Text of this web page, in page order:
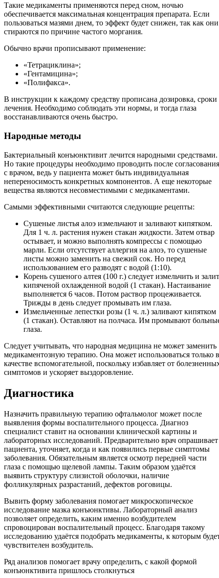
Такие медикаменты применяются перед сном, ночью
обеспечивается максимальная концентрация препарата. Если
пользоваться мазями днем, то эффект будет снижен, так как они
стираются по причине частого моргания.
Обычно врачи прописывают применение:
«Тетрациклина»;
«Гентамицина»;
«Полифакса».
В инструкции к каждому средству прописана дозировка, сроки
лечения. Необходимо соблюдать эти нормы, и тогда глаза
восстанавливаются очень быстро.
Народные методы
Бактериальный конъюнктивит лечится народными средствами.
Но такие процедуры необходимо проводить после согласования
с врачом, ведь у пациента может быть индивидуальная
непереносимость конкретных компонентов. А еще некоторые
вещества являются несовместимыми с медикаментами.
Самыми эффективными считаются следующие рецепты:
Сушеные листья алоэ измельчают и заливают кипятком.
Для 1 ч. л. растения нужен стакан жидкости. Затем отвар
остывает, и можно выполнять компрессы с помощью
марли. Если отсутствует аллергия на алоэ, то сушеные
листы можно заменить на свежий сок. Но перед
использованием его разводят с водой (1:10).
Корень сушеного алтея (100 г.) следует измельчить и
кипяченой охлажденной водой (1 стакан). Настаивание
выполняется 6 часов. Потом раствор процеживается.
Трижды в день следует промывать им глаза.
Измельченные лепестки розы (1 ч. л.) заливают кипятком
(1 стакан). Оставляют на полчаса. Им промывают
глаза.
Следует учитывать, что народная медицина не может заменить
медикаментозную терапию. Она может использоваться только в
качестве вспомогательной, поскольку избавляет от
симптомов и ускоряет выздоровление.
Диагностика
Назначить правильную терапию офтальмолог может после
выявления формы воспалительного процесса. Диагноз
специалист ставит на основании клинической картины и
лабораторных исследований. Предварительно врач опрашивает
пациента, уточняет, когда и как появились первые симптомы
заболевания. Обязательным является осмотр передней части
глаза с помощью щелевой лампы. Таким образом удаётся
выявить структуру слизистой оболочки, наличие
фолликулярных разрастаний, дефектов роговицы.
Вывить форму заболевания помогает микроскопическое
исследование мазка конъюнктивы. Лабораторный анализ
позволяет определить, каким именно возбудителем
спровоцирован воспалительный процесс. Благодаря такому
исследованию удаётся подобрать медикаменты, к которым
чувствителен возбудитель.
Ряд анализов помогает врачу определить, с какой формой
конъюнктивита пришлось столкнуться